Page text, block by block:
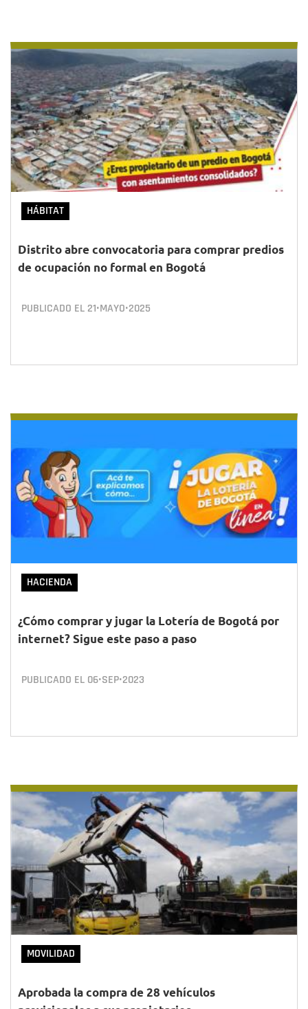
HÁBITAT
Distrito abre convocatoria para comprar predios
de ocupación no formal en Bogotá
PUBLICADO EL 21•MAYO•2025
HACIENDA
¿Cómo comprar y jugar la Lotería de Bogotá por
internet? Sigue este paso a paso
PUBLICADO EL 06•SEP•2023
MOVILIDAD
Aprobada la compra de 28 vehículos